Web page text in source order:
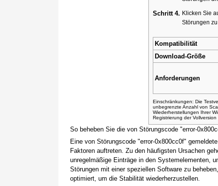
So beheben Sie die von Störungscode "error-
Eine von Störungscode "error-0x800cc0f"
Faktoren auftreten. Zu den häufigsten Ursachen
unregelmäßige Einträge in den Systemelementen,
Störungen mit einer speziellen Software zu
optimiert, um die Stabilität wiederherzustellen.
Schritt 4. Klicken Sie
Störungen
Kompatibilität
Download-Größe
Anforderungen
Einschränkungen: Die
unbegrenzte Anzahl von
Wiederherstellungen Ihrer
Registrierung der